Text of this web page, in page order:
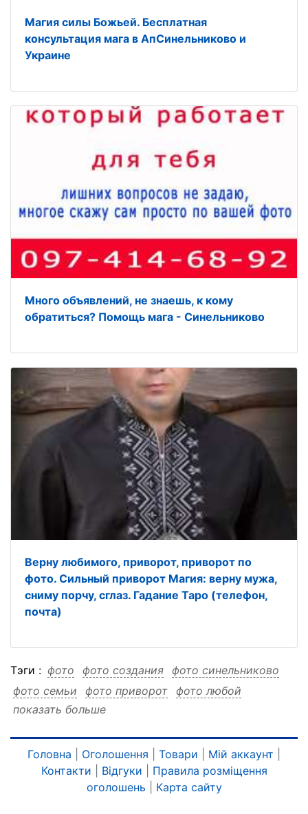
Магия силы Божьей. Бесплатная
консультация мага в АпСинельниково и
Украине
Много объявлений, не знаешь, к кому
обратиться? Помощь мага - Синельниково
Верну любимого, приворот, приворот по
фото. Сильный приворот Магия: верну мужа,
сниму порчу, сглаз. Гадание Таро (телефон,
почта)
Тэги : фото фото создания фото синельниково
фото семьи
фото приворот фото любой
фото есть фото если
фото город синельниково
фото город семьи
фото город приворот фото город любой
фото город есть фото город если
показать больше
Головна Оголошення Товари Мій аккаунт
Контакти
Відгуки
Правила розміщення
оголошень
Карта сайту